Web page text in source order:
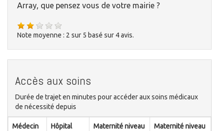
Array, que pensez vous de votre mairie ?
Note moyenne : 2 sur 5 basé sur 4avis.
Accès aux soins
Durée de trajet en minutes pour accéder aux soins médicaux
de nécessité depuis
Médecin Hôpital
Maternité niveau
Maternité niveau